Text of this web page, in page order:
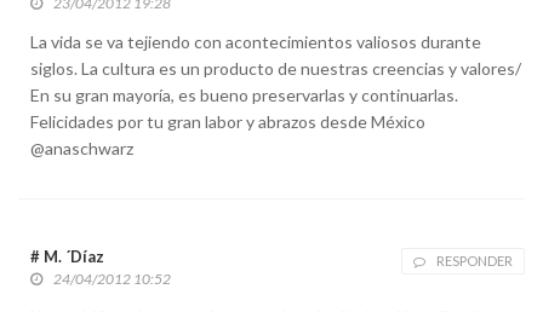
La vida se va tejiendo con acontecimientos valiosos durante
siglos. La cultura es un producto de nuestras creencias y valores/
En su gran mayoría, es bueno preservarlas y continuarlas.
Felicidades por tu gran labor y abrazos desde México
@anaschwarz
# M. ´Díaz RESPONDER
24/04/2012 10:52